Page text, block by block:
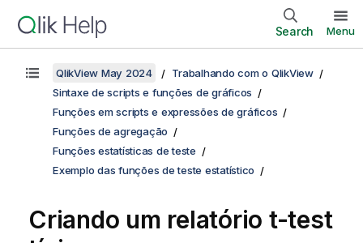
Search Menu
QlikView May 2024
Trabalhando com o QlikView
Sintaxe de scripts e funções de gráficos
Funções em scripts e expressões de gráficos
Funções de agregação
Funções estatísticas de teste
Exemplo das funções de teste estatístico
Criando um relatório t-test